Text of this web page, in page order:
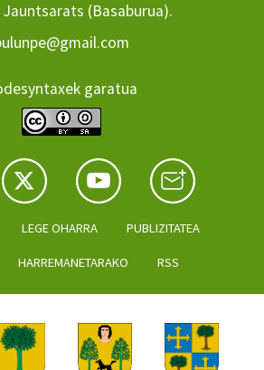
Jauntsarats (Basaburua).
garatua
LEGE OHARRA PUBLIZITATEA
HARREMANETARAKO RSS